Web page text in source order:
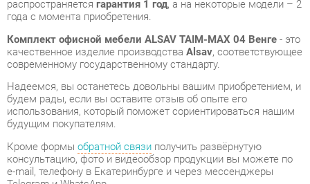
Надеемся, вы останетесь довольны вашим приобретением, и
использования, который поможет сориентироваться нашим
будущим покупателям.
Кроме формыобратной связиполучить развёрнутую
консультацию, фото и видеообзор продукции вы можете по
e-mail, телефону в Екатеринбурге и через мессенджеры
Telegram и WhatsApp.
Готовые комплекты также можно сравнить между собой в
нашем шоу-руме и купить Комплект офисной мебели ALSAV
TAIM-MAX 04 Венге, самостоятельно забрав его с нашего
центрального склада в г. Екатеринбург. Полный список
адресов и магазинов смотрите на страницеконтактов.